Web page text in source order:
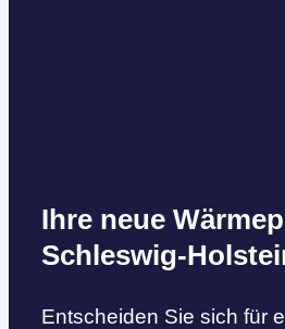
Ihre neue
Schleswig-
Entscheiden Sie sich für